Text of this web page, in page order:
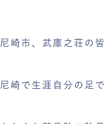
尼崎市、武庫之荘の
尼崎で生涯自分の足